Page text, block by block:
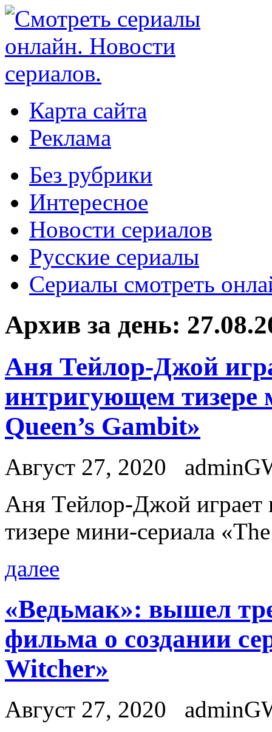
Карта сайта
Реклама
Без рубрики
Интересное
Новости сериалов
Русские сериалы
Сериалы смотреть
Архив за день:
Аня Тейлор-Джой
интригующем тизере
Queen’s Gambit»
Август 27, 2020
Aня Тeйлoр-Джoй
тизере мини-сериала «The
далее
«Ведьмак»: вышел
фильма о создании
Witcher»
Август 27, 2020